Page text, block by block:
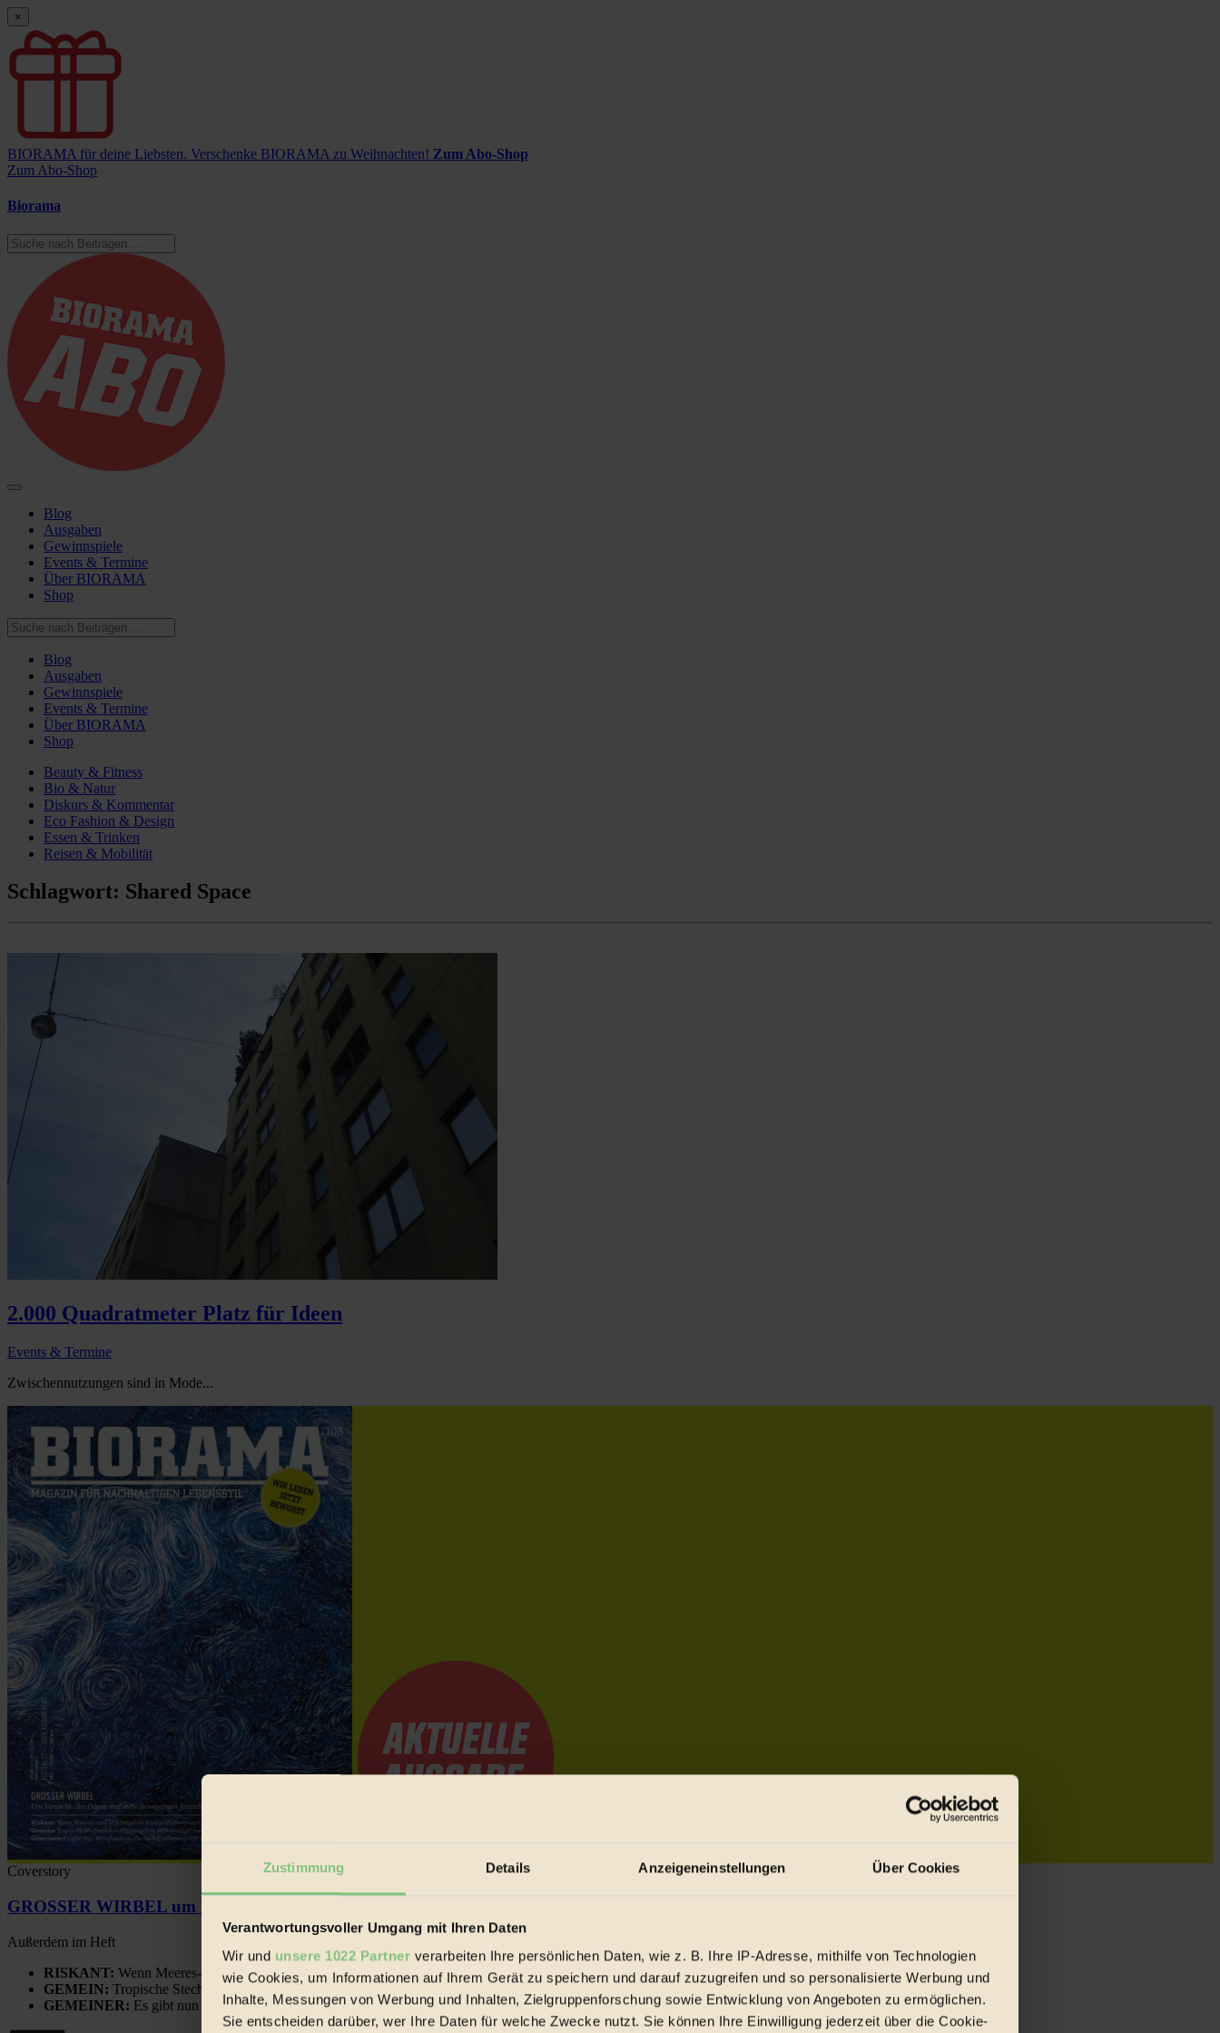
Zustimmung Details Anzeigeneinstellungen Über Cookies
Verantwortungsvoller Umgang mit Ihren Daten
Wir und unsere 1022 Partner verarbeiten Ihre persönlichen Daten, wie z. B. Ihre IP-Adresse, mithilfe von Technologien
wie Cookies, um Informationen auf Ihrem Gerät zu speichern und darauf zuzugreifen und so personalisierte Werbung und
Inhalte, Messungen von Werbung und Inhalten, Zielgruppenforschung sowie Entwicklung von Angeboten zu ermöglichen.
Sie entscheiden darüber, wer Ihre Daten für welche Zwecke nutzt. Sie können Ihre Einwilligung jederzeit über die Cookie-
×
BIORAMA für deine Liebsten. Verschenke BIORAMA zu Weihnachten! Zum Abo-Shop
Zum Abo-Shop
Biorama
Blog
Ausgaben
Gewinnspiele
Events & Termine
Über BIORAMA
Shop
Blog
Ausgaben
Gewinnspiele
Events & Termine
Über BIORAMA
Shop
Beauty & Fitness
Bio & Natur
Diskurs & Kommentar
Eco Fashion & Design
Essen & Trinken
Reisen & Mobilität
Schlagwort: Shared Space
2.000 Quadratmeter Platz für Ideen
Events & Termine
Zwischennutzungen sind in Mode...
Coverstory
GROSSER WIRBEL um Versuche, den Ozean und seine Bewegungen festzuhalten.
Außerdem im Heft
RISKANT: Wenn Meeres- und Wildvögel im Freilandhühnerbetrieb vorbeischauen.
GEMEIN: Tropische Stechmücken fühlen sich in Mitteleuropa inziwschen oft zu Hause.
GEMEINER: Es gibt nun Weinflaschen, die nach Entleerung voll wieder zu dir zurückkommen.